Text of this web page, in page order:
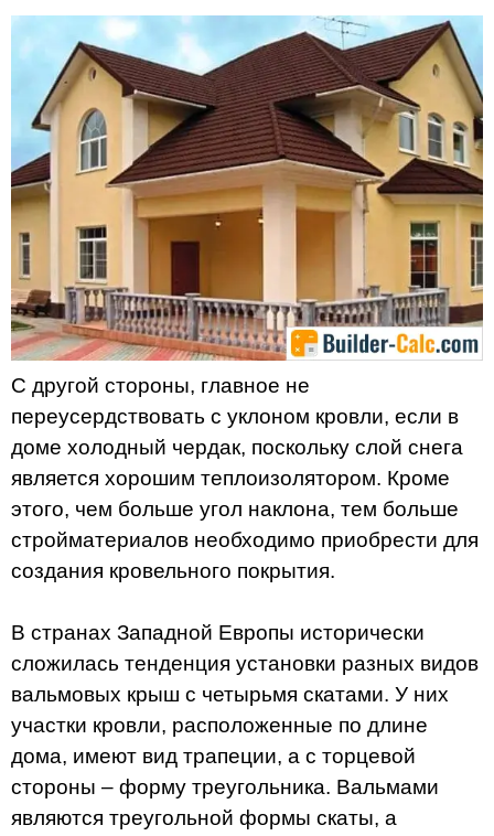
С другой стороны, главное не
переусердствовать с уклоном кровли, если в
доме холодный чердак, поскольку слой снега
является хорошим теплоизолятором. Кроме
этого, чем больше угол наклона, тем больше
стройматериалов необходимо приобрести для
создания кровельного покрытия.
В странах Западной Европы исторически
сложилась тенденция установки разных видов
вальмовых крыш с четырьмя скатами. У них
участки кровли, расположенные по длине
дома, имеют вид трапеции, а с торцевой
стороны – форму треугольника. Вальмами
являются треугольной формы скаты, а